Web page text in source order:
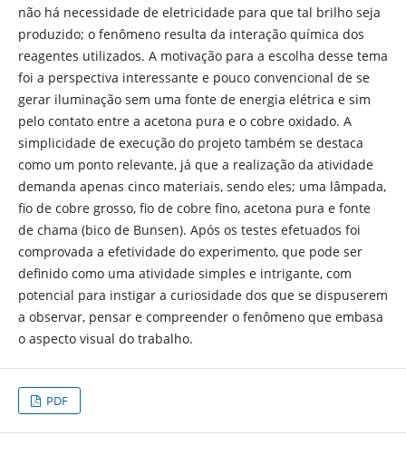
não há necessidade de eletricidade para que tal brilho seja
produzido; o fenômeno resulta da interação química dos
reagentes utilizados. A motivação para a escolha desse tema
foi a perspectiva interessante e pouco convencional de se
gerar iluminação sem uma fonte de energia elétrica e sim
pelo contato entre a acetona pura e o cobre oxidado. A
simplicidade de execução do projeto também se destaca
como um ponto relevante, já que a realização da atividade
demanda apenas cinco materiais, sendo eles; uma lâmpada,
fio de cobre grosso, fio de cobre fino, acetona pura e fonte
de chama (bico de Bunsen). Após os testes efetuados foi
comprovada a efetividade do experimento, que pode ser
definido como uma atividade simples e intrigante, com
potencial para instigar a curiosidade dos que se dispuserem
a observar, pensar e compreender o fenômeno que embasa
o aspecto visual do trabalho.
PDF